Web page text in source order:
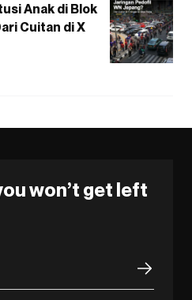
Anak di Blok
Cuitan di X
won’t get left